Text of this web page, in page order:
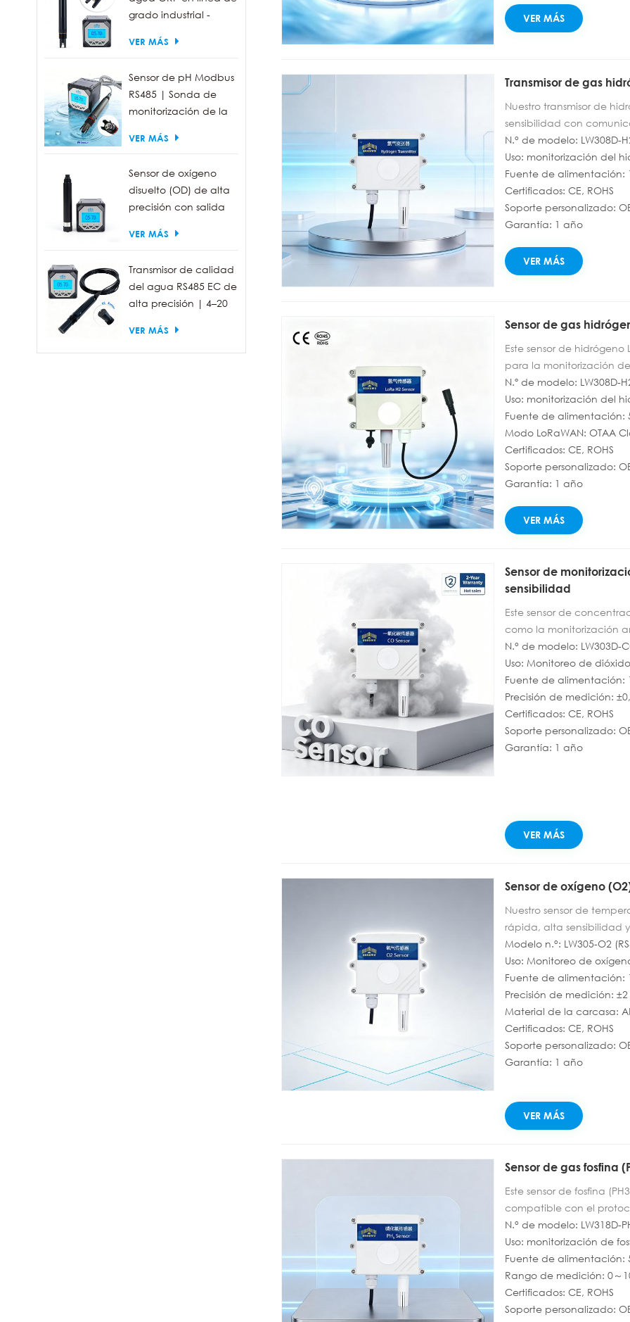
grado industrial -
IP68, salida RS485
VER MÁS
Sensor de pH Modbus
RS485 | Sonda de
monitorización de la
industrial IP68
VER MÁS
Sensor de oxígeno
disuelto (OD) de alta
precisión con salida
medición de la
VER MÁS
Transmisor de calidad
del agua RS485 EC de
alta precisión | 4–20
VER MÁS
instalar y usar.
VER MÁS
Transmisor de gas
Nuestro transmisor de
sensibilidad con
integración con sistemas
compensación de
de H₂ para plantas
combustible. Fiable,
N.° de modelo: LW308D-
Uso: monitorización del
Fuente de alimentación:
Certificados: CE, ROHS
Soporte personalizado:
Garantía: 1 año
VER MÁS
Sensor de gas
Este sensor de hidrógeno
para la monitorización
para aplicaciones
ppm y una alta
concentración de H₂.
(CN470/EU868/US915,
modos OTAA Clase A/C
largo alcance. Ofrece
interferencias y alta
informes mediante
industrial, la seguridad
cuenta con 1 año de
monitorización global de
N.º de modelo: LW308D-
Uso: monitorización del
Fuente de alimentación:
Modo LoRaWAN: OTAA
Certificados: CE, ROHS
Soporte personalizado:
Garantía: 1 año
VER MÁS
Sensor de
sensibilidad
Este sensor de
como la monitorización
invernaderos agrícolas.
y genera datos precisos.
excelente capacidad
señal, lo que facilita la
a monitorizar la calidad
N.° de modelo: LW303D-
Uso: Monitoreo de
Fuente de alimentación:
Precisión de medición:
Certificados: CE, ROHS
Soporte personalizado:
Garantía: 1 año
VER MÁS
Sensor de oxígeno
Nuestro sensor de
rápida, alta sensibilidad
gas estándar multietapa
vida útil (≥24 meses),
±3 % HR) y estabilidad.
ModBus RTU, admite la
comunicación a
en pared, es ideal para
químicas e invernaderos.
Ideal para la
Modelo n.°: LW305-O2
Uso: Monitoreo de
Fuente de alimentación:
Precisión de medición: ±2
Material de la carcasa:
Certificados: CE, ROHS
Soporte personalizado:
Garantía: 1 año
VER MÁS
Sensor de gas fosfina
Este sensor de fosfina
compatible con el
ppm y una resolución
rendimiento estable.
presenta un diseño
hostiles, y puede
ampliamente en
producción agrícola y
N.° de modelo: LW318D-
Uso: monitorización de
Fuente de alimentación:
Rango de medición: 0～
Certificados: CE, ROHS
Soporte personalizado: